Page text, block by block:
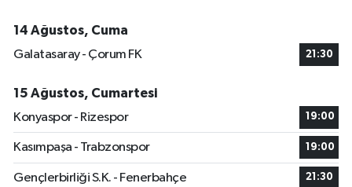
14 Ağustos, Cuma
Galatasaray - Çorum FK
21:30
15 Ağustos, Cumartesi
Konyaspor - Rizespor
19:00
Kasımpaşa - Trabzonspor 19:00
Gençlerbirliği S.K. - Fenerbahçe 21:30